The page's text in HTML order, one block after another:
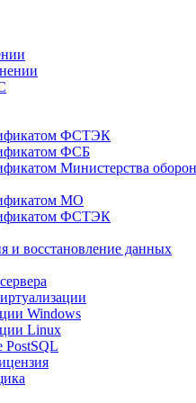
ФСТЭК
ФСБ
Министерства
МО
ФСТЭК
и восстановление данных
Windows
Linux
PostSQL